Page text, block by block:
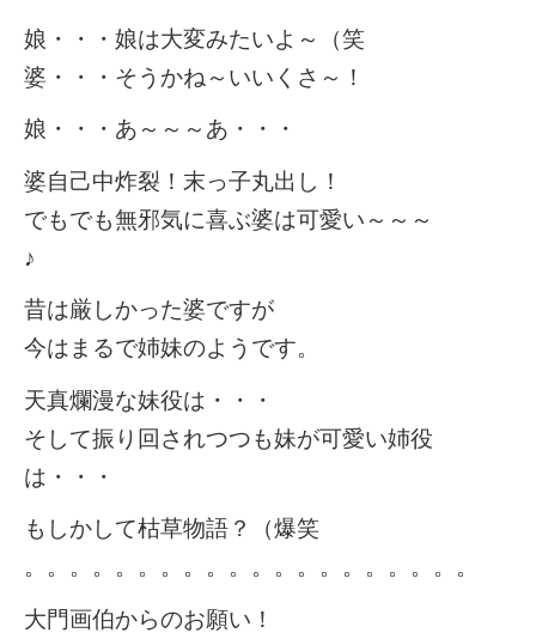
娘・・・娘は大変みたいよ～（笑
婆・・・そうかね～いいくさ～！
娘・・・あ～～～あ・・・
婆自己中炸裂！末っ子丸出し！
でもでも無邪気に喜ぶ婆は可愛い～～～
♪
昔は厳しかった婆ですが
今はまるで姉妹のようです。
天真爛漫な妹役は・・・
そして振り回されつつも妹が可愛い姉役
は・・・
もしかして枯草物語？（爆笑
。。。。。。。。。。。。。。。。。。。。
大門画伯からのお願い！